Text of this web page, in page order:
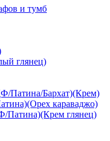
и тумб
глянец)
Патина/Бархат)(Крем)
караваджо)
Патина)(Крем глянец)